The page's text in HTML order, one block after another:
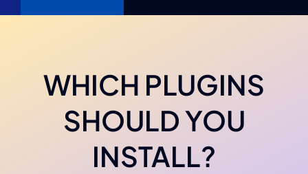
WHICH PLUGINS
SHOULD YOU
INSTALL?